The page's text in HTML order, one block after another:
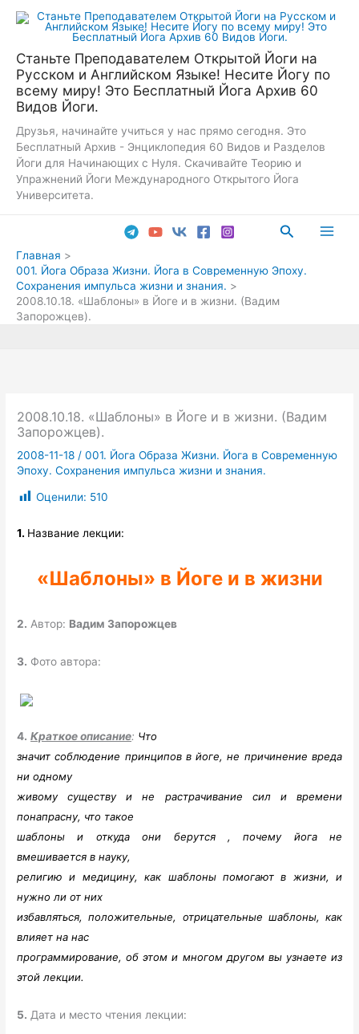
Перейти
Станьте Преподавателем Открытой Йоги на
Русском и Английском Языке! Несите Йогу по
всему миру! Это Бесплатный Йога Архив 60
Видов Йоги.
Друзья, начинайте учиться у нас прямо сегодня. Это
Бесплатный Архив - Энциклопедия 60 Видов и Разделов
Йоги для Начинающих с Нуля. Скачивайте Теорию и
Упражнений Йоги Международного Открытого Йога
Университета.
Поиск
Главная
001. Йога Образа Жизни. Йога в Современную Эпоху.
Сохранения импульса жизни и знания.
2008.10.18. «Шаблоны» в Йоге и в жизни. (Вадим
Запорожцев).
2008.10.18. «Шаблоны» в Йоге и в жизни. (Вадим
Запорожцев).
2008-11-18 /001. Йога Образа Жизни. Йога в Современную
Эпоху. Сохранения импульса жизни и знания.
Оценили: 510
1. Название лекции:
«Шаблоны» в Йоге и в жизни
2. Автор: Вадим Запорожцев
3. Фото автора:
4. Краткое описание: Что
значит соблюдение принципов в йоге, не причинение вреда
ни одному
живому существу и не растрачивание сил и времени
понапрасну, что такое
шаблоны и откуда они берутся , почему йога не
вмешивается в науку,
религию и медицину, как шаблоны помогают в жизни, и
нужно ли от них
избавляться, положительные, отрицательные шаблоны, как
влияет на нас
программирование, об этом и многом другом вы узнаете из
этой лекции.
5. Дата и место чтения лекции: